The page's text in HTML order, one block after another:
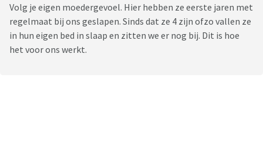
Volg je eigen moedergevoel. Hier hebben ze eerste jaren met
regelmaat bij ons geslapen. Sinds dat ze 4 zijn ofzo vallen ze
in hun eigen bed in slaap en zitten we er nog bij. Dit is hoe
het voor ons werkt.